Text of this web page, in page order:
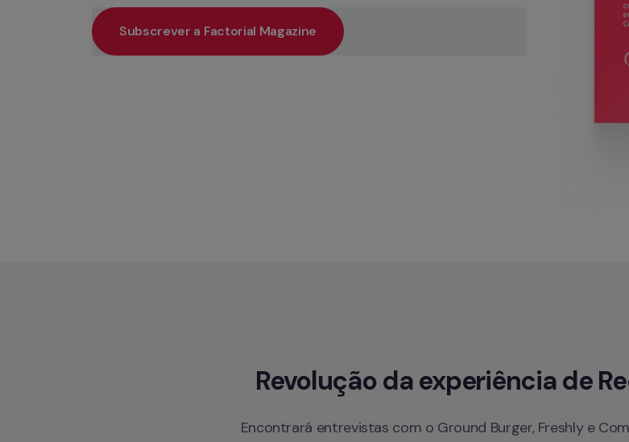
Subscrever a Factorial Magazine
Revolução da experiência de
Encontrará entrevistas com o Ground Burger, Freshly e